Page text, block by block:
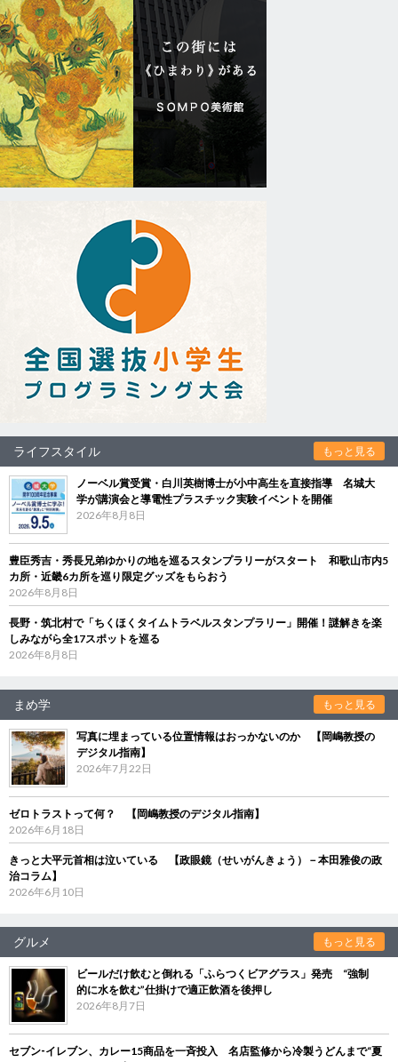
ライフスタイル もっと見る
ノーベル賞受賞・白川英樹博士が小中高生を直接指導 名城大
学が講演会と導電性プラスチック実験イベントを開催
2026年8月8日
豊臣秀吉・秀長兄弟ゆかりの地を巡るスタンプラリーがスタート 和歌山市内5
カ所・近畿6カ所を巡り限定グッズをもらおう
2026年8月8日
長野・筑北村で「ちくほくタイムトラベルスタンプラリー」開催！謎解きを楽
しみながら全17スポットを巡る
2026年8月8日
まめ学 もっと見る
写真に埋まっている位置情報はおっかないのか 【岡嶋教授の
デジタル指南】
2026年7月22日
ゼロトラストって何？ 【岡嶋教授のデジタル指南】
2026年6月18日
きっと大平元首相は泣いている 【政眼鏡（せいがんきょう）－本田雅俊の政
治コラム】
2026年6月10日
グルメ もっと見る
ビールだけ飲むと倒れる「ふらつくビアグラス」発売 “強制
的に水を飲む”仕掛けで適正飲酒を後押し
2026年8月7日
セブン‐イレブン、カレー15商品を一斉投入 名店監修から冷製うどんまで“夏